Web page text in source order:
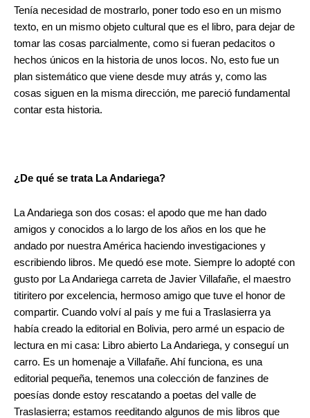
Tenía necesidad de mostrarlo, poner todo eso en un mismo
texto, en un mismo objeto cultural que es el libro, para dejar de
tomar las cosas parcialmente, como si fueran pedacitos o
hechos únicos en la historia de unos locos. No, esto fue un
plan sistemático que viene desde muy atrás y, como las
cosas siguen en la misma dirección, me pareció fundamental
contar esta historia.
¿De qué se trata La Andariega?
La Andariega son dos cosas: el apodo que me han dado
amigos y conocidos a lo largo de los años en los que he
andado por nuestra América haciendo investigaciones y
escribiendo libros. Me quedó ese mote. Siempre lo adopté con
gusto por La Andariega carreta de Javier Villafañe, el maestro
titiritero por excelencia, hermoso amigo que tuve el honor de
compartir. Cuando volví al país y me fui a Traslasierra ya
había creado la editorial en Bolivia, pero armé un espacio de
lectura en mi casa: Libro abierto La Andariega, y conseguí un
carro. Es un homenaje a Villafañe. Ahí funciona, es una
editorial pequeña, tenemos una colección de fanzines de
poesías donde estoy rescatando a poetas del valle de
Traslasierra; estamos reeditando algunos de mis libros que